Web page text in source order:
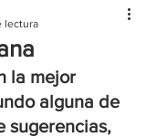
lectura
la mejor
alguna de
sugerencias,